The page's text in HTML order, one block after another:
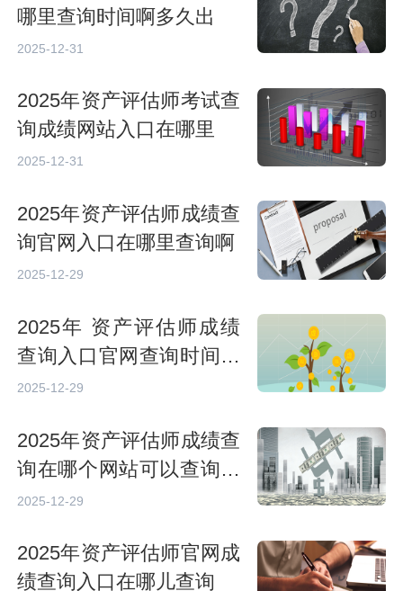
哪里查询时间啊多久出
2025-12-31
2025年资产评估师考试查
询成绩网站入口在哪里
2025-12-31
2025年资产评估师成绩查
询官网入口在哪里查询啊
2025-12-29
2025年 资产评估师成绩
查询入口官网查询时间是
多少
2025-12-29
2025年资产评估师成绩查
询在哪个网站可以查询询
到结果
2025-12-29
2025年资产评估师官网成
绩查询入口在哪儿查询